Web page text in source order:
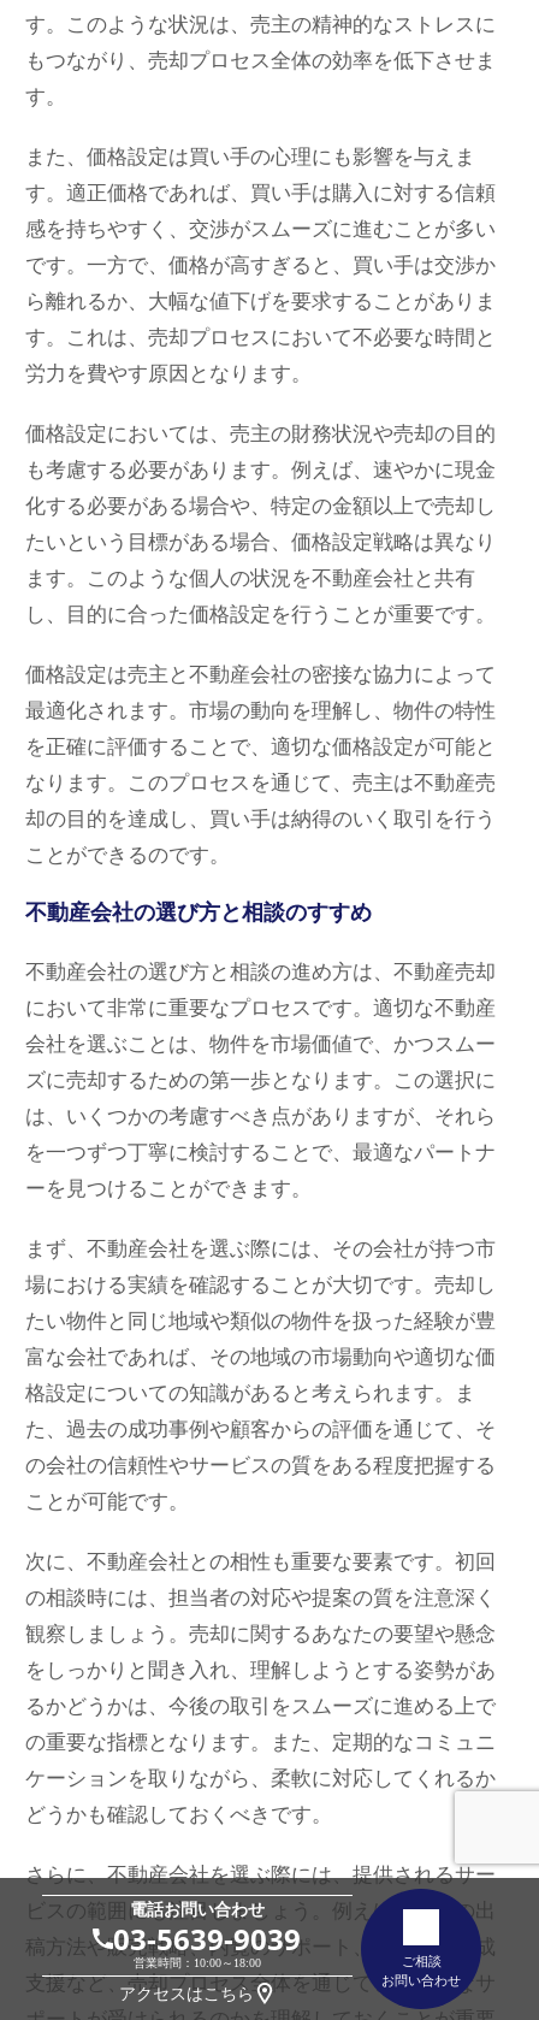
す。このような状況は、売主の精神的なストレスに
もつながり、売却プロセス全体の効率を低下させま
す。
また、価格設定は買い手の心理にも影響を与えま
す。適正価格であれば、買い手は購入に対する信頼
感を持ちやすく、交渉がスムーズに進むことが多い
です。一方で、価格が高すぎると、買い手は交渉か
ら離れるか、大幅な値下げを要求することがありま
す。これは、売却プロセスにおいて不必要な時間と
労力を費やす原因となります。
価格設定においては、売主の財務状況や売却の目的
も考慮する必要があります。例えば、速やかに現金
化する必要がある場合や、特定の金額以上で売却し
たいという目標がある場合、価格設定戦略は異なり
ます。このような個人の状況を不動産会社と共有
し、目的に合った価格設定を行うことが重要です。
価格設定は売主と不動産会社の密接な協力によって
最適化されます。市場の動向を理解し、物件の特性
を正確に評価することで、適切な価格設定が可能と
なります。このプロセスを通じて、売主は不動産売
却の目的を達成し、買い手は納得のいく取引を行う
ことができるのです。
不動産会社の選び方と相談のすすめ
不動産会社の選び方と相談の進め方は、不動産売却
において非常に重要なプロセスです。適切な不動産
会社を選ぶことは、物件を市場価値で、かつスムー
ズに売却するための第一歩となります。この選択に
は、いくつかの考慮すべき点がありますが、それら
を一つずつ丁寧に検討することで、最適なパートナ
ーを見つけることができます。
まず、不動産会社を選ぶ際には、その会社が持つ市
場における実績を確認することが大切です。売却し
たい物件と同じ地域や類似の物件を扱った経験が豊
富な会社であれば、その地域の市場動向や適切な価
格設定についての知識があると考えられます。ま
た、過去の成功事例や顧客からの評価を通じて、そ
の会社の信頼性やサービスの質をある程度把握する
ことが可能です。
次に、不動産会社との相性も重要な要素です。初回
の相談時には、担当者の対応や提案の質を注意深く
観察しましょう。売却に関するあなたの要望や懸念
をしっかりと聞き入れ、理解しようとする姿勢があ
るかどうかは、今後の取引をスムーズに進める上で
の重要な指標となります。また、定期的なコミュニ
ケーションを取りながら、柔軟に対応してくれるか
どうかも確認しておくべきです。
さらに、不動産会社を選ぶ際には、提供されるサー
ビスの範囲にも注目しましょう。例えば、広告の出
稿方法や販売戦略、内覧のサポート、契約書の作成
支援など、売却プロセス全体を通じてどのようなサ
電話お問い合わせ
03-5639-9039
営業時間：10:00～18:00
アクセスはこちら
ご相談
お問い合わせ